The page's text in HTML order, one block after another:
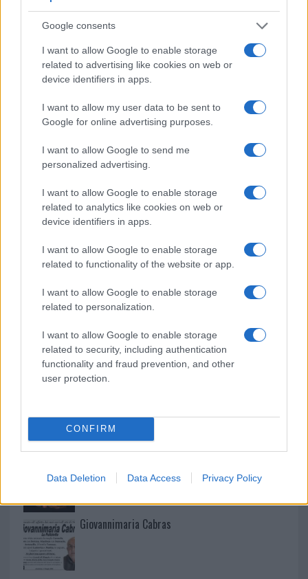
Google consents
I want to allow Google to enable storage
related to advertising like cookies on web or
device identifiers in apps.
I want to allow my user data to be sent to
Google for online advertising purposes.
I want to allow Google to send me
personalized advertising.
I want to allow Google to enable storage
related to analytics like cookies on web or
device identifiers in apps.
I want to allow Google to enable storage
related to functionality of the website or app.
I want to allow Google to enable storage
related to personalization.
I want to allow Google to enable storage
related to security, including authentication
functionality and fraud prevention, and other
user protection.
CONFIRM
Data Deletion Data Access Privacy Policy
NECROLOGIE
Martina Agostina Diturco
I nostri cari
Giovannimaria Cabras